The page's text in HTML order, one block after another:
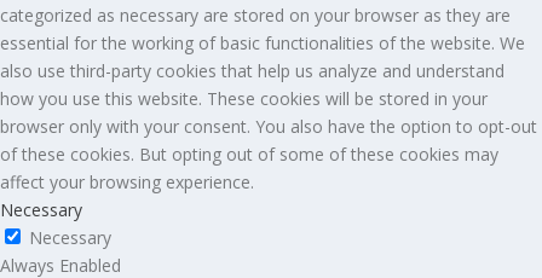
categorized as necessary are stored on your browser as they are
essential for the working of basic functionalities of the website. We
also use third-party cookies that help us analyze and understand
how you use this website. These cookies will be stored in your
browser only with your consent. You also have the option to opt-out
of these cookies. But opting out of some of these cookies may
affect your browsing experience.
Necessary
Necessary
Always Enabled